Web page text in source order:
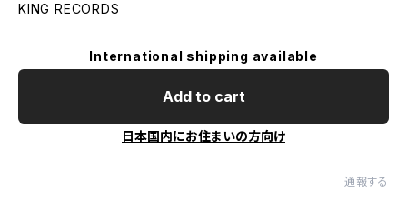
KING RECORDS
International shipping available
Add to cart
日本国内にお住まいの方向け
通報する